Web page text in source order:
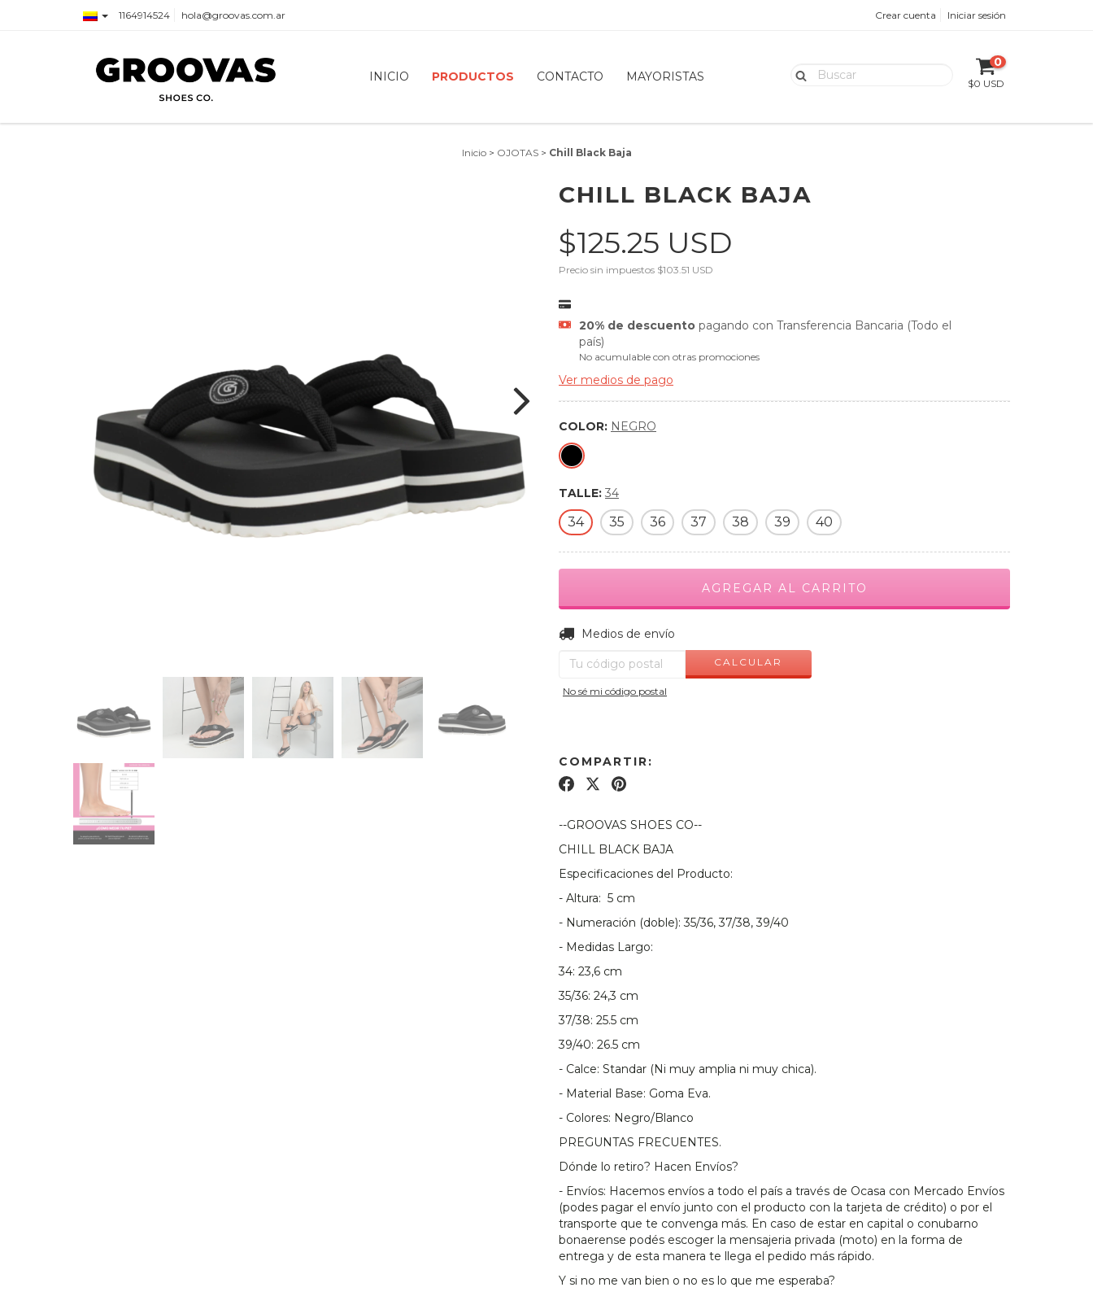
1164914524 hola@groovas.com.ar Crear cuenta Iniciar sesión
INICIO PRODUCTOS CONTACTO MAYORISTAS
0
$0 USD
Inicio > OJOTAS > Chill Black Baja
CHILL BLACK BAJA
$125.25 USD
Precio sin impuestos $103.51 USD
20% de descuentopagando con Transferencia Bancaria (Todo el
país)
No acumulable con otras promociones
Ver medios de pago
COLOR: NEGRO
TALLE: 34
34 35 36 37 38 39 40
Entregas para el CP:
Medios de envío
CALCULAR
No sé mi código postal
COMPARTIR:
--GROOVAS SHOES CO--
CHILL BLACK BAJA
Especificaciones del Producto:
- Altura: 5 cm
- Numeración (doble): 35/36, 37/38, 39/40
- Medidas Largo:
34: 23,6 cm
35/36: 24,3 cm
37/38: 25.5 cm
39/40: 26.5 cm
- Calce: Standar (Ni muy amplia ni muy chica).
- Material Base: Goma Eva.
- Colores: Negro/Blanco
PREGUNTAS FRECUENTES.
Dónde lo retiro? Hacen Envíos?
- Envíos: Hacemos envíos a todo el país a través de Ocasa con Mercado Envíos
(podes pagar el envío junto con el producto con la tarjeta de crédito) o por el
transporte que te convenga más. En caso de estar en capital o conubarno
bonaerense podés escoger la mensajeria privada (moto) en la forma de
entrega y de esta manera te llega el pedido más rápido.
Y si no me van bien o no es lo que me esperaba?